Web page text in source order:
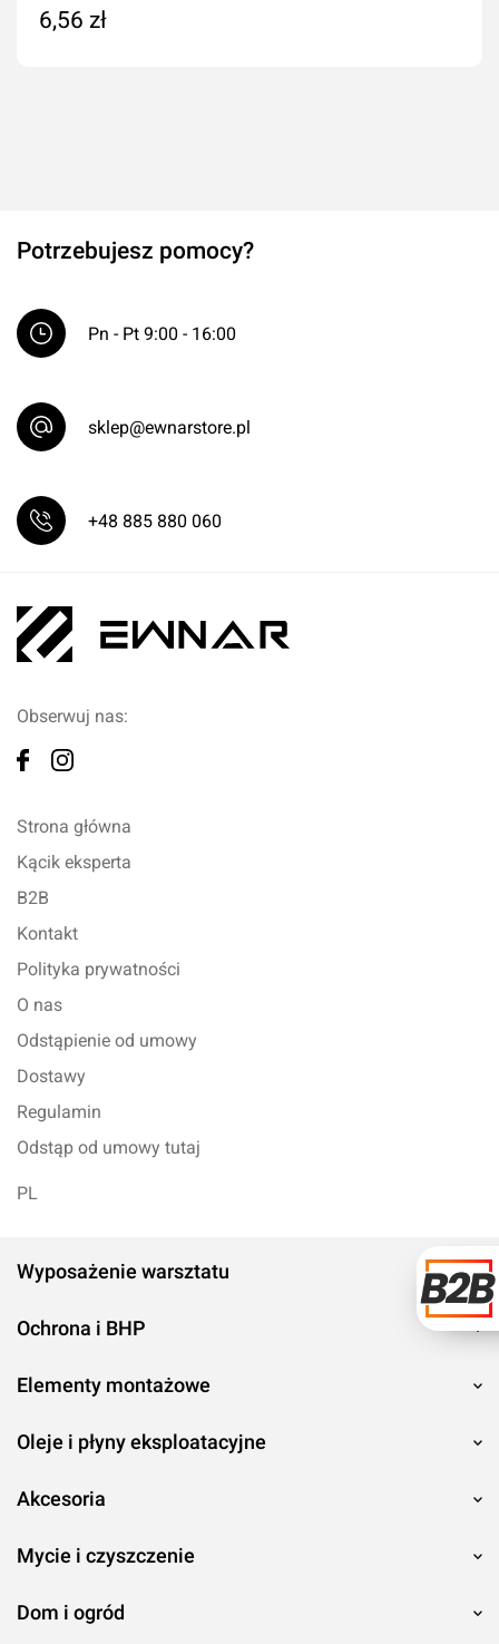
6,56 zł
Potrzebujesz pomocy?
Pn - Pt 9:00 - 16:00
sklep@ewnarstore.pl
+48 885 880 060
Obserwuj nas:
Strona główna
Kącik eksperta
B2B
Kontakt
Polityka prywatności
O nas
Odstąpienie od umowy
Dostawy
Regulamin
Odstąp od umowy tutaj
PL
Wyposażenie warsztatu
Ochrona i BHP
Elementy montażowe
Oleje i płyny eksploatacyjne
Akcesoria
Mycie i czyszczenie
Dom i ogród